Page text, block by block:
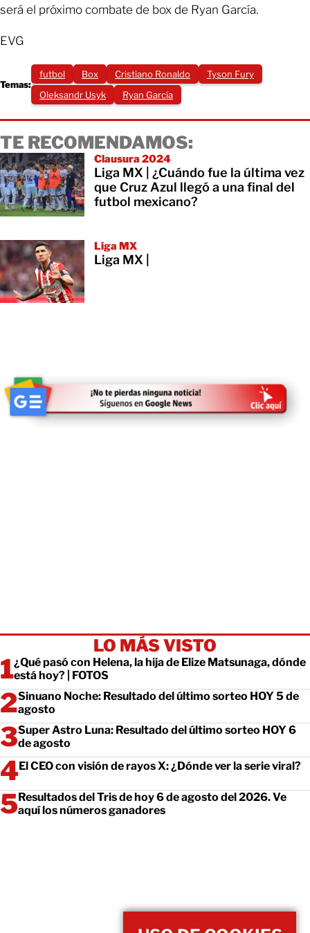
será el próximo combate de box de Ryan García.
EVG
Temas:
futbol Box Cristiano Ronaldo
Tyson Fury
Oleksandr Usyk
Ryan García
TE RECOMENDAMOS:
Clausura 2024
Liga MX | ¿Cuándo fue la última vez
que Cruz Azul llegó a una final del
futbol mexicano?
Liga MX
Liga MX |
LO MÁS VISTO
¿Qué pasó con Helena, la hija de Elize Matsunaga, dónde
está hoy? | FOTOS
Sinuano Noche: Resultado del último sorteo HOY 5 de
agosto
Super Astro Luna: Resultado del último sorteo HOY 6
de agosto
El CEO con visión de rayos X: ¿Dónde ver la serie viral?
Resultados del Tris de hoy 6 de agosto del 2026. Ve
aquí los números ganadores